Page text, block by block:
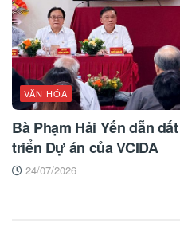
VĂN HÓA
Bà Phạm Hải Yến dẫn
triển Dự án của VCIDA
24/07/2026